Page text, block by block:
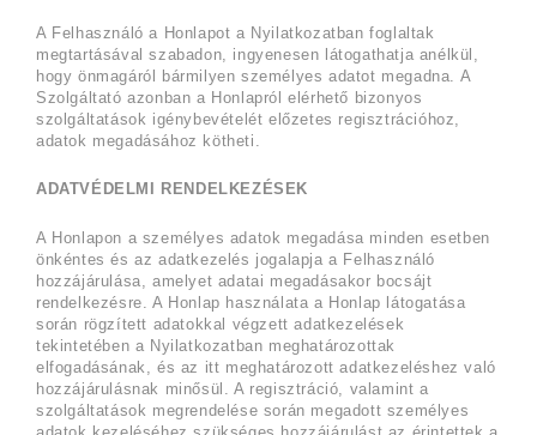
A Felhasználó a Honlapot a Nyilatkozatban foglaltak
megtartásával szabadon, ingyenesen látogathatja anélkül,
hogy önmagáról bármilyen személyes adatot megadna. A
Szolgáltató azonban a Honlapról elérhető bizonyos
szolgáltatások igénybevételét előzetes regisztrációhoz,
adatok megadásához kötheti.
ADATVÉDELMI RENDELKEZÉSEK
A Honlapon a személyes adatok megadása minden esetben
önkéntes és az adatkezelés jogalapja a Felhasználó
hozzájárulása, amelyet adatai megadásakor bocsájt
rendelkezésre. A Honlap használata a Honlap látogatása
során rögzített adatokkal végzett adatkezelések
tekintetében a Nyilatkozatban meghatározottak
elfogadásának, és az itt meghatározott adatkezeléshez való
hozzájárulásnak minősül. A regisztráció, valamint a
szolgáltatások megrendelése során megadott személyes